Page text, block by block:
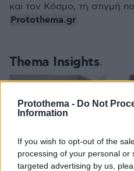
Protothema - Do Not
Information
If you wish to opt-out of the
processing of your personal or
targeted advertising by us,
Thema Insights
και τον Κόσμο, τη στιγμή
Protothema.gr